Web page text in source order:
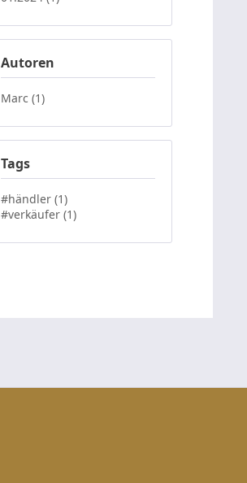
Autoren
Marc (1)
Tags
#händler (1)
#verkäufer (1)